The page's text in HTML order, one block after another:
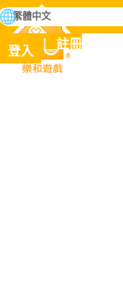
樂和遊戲
掌握人類歷史上所有遊戲
搜
尋
登入 註冊
繁體中文